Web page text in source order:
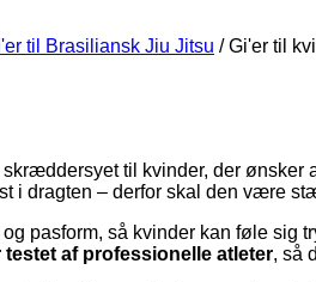
til Brasiliansk Jiu Jitsu /Gi'er til
skræddersyet til kvinder, der ønsker
i dragten – derfor skal den være
pasform, så kvinder kan føle sig
af professionelle atleter, så